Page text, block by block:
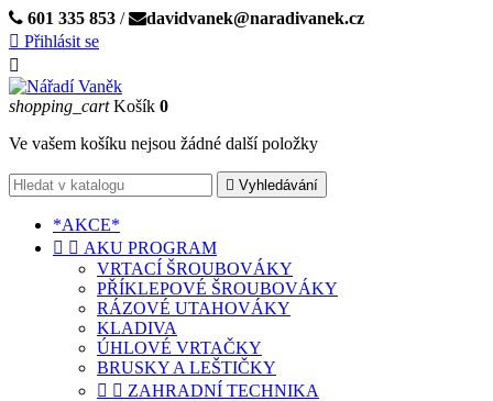
601 335 853 /
davidvanek@naradivanek.cz
 Přihlásit se

shopping_cart Košík 0
Ve vašem košíku nejsou žádné další položky
 Vyhledávání
*AKCE*
  AKU PROGRAM
VRTACÍ ŠROUBOVÁKY
PŘÍKLEPOVÉ ŠROUBOVÁKY
RÁZOVÉ UTAHOVÁKY
KLADIVA
ÚHLOVÉ VRTAČKY
BRUSKY A LEŠTIČKY
  ZAHRADNÍ TECHNIKA